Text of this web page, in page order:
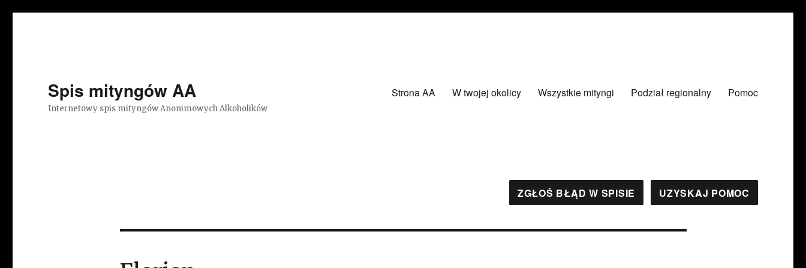
Spis mityngów AA
Internetowy spis mityngów Anonimowych Alkoholików
Strona AA W twojej okolicy Wszystkie mityngi Podział regionalny Pomoc
ZGŁOŚ BŁĄD W SPISIE UZYSKAJ POMOC